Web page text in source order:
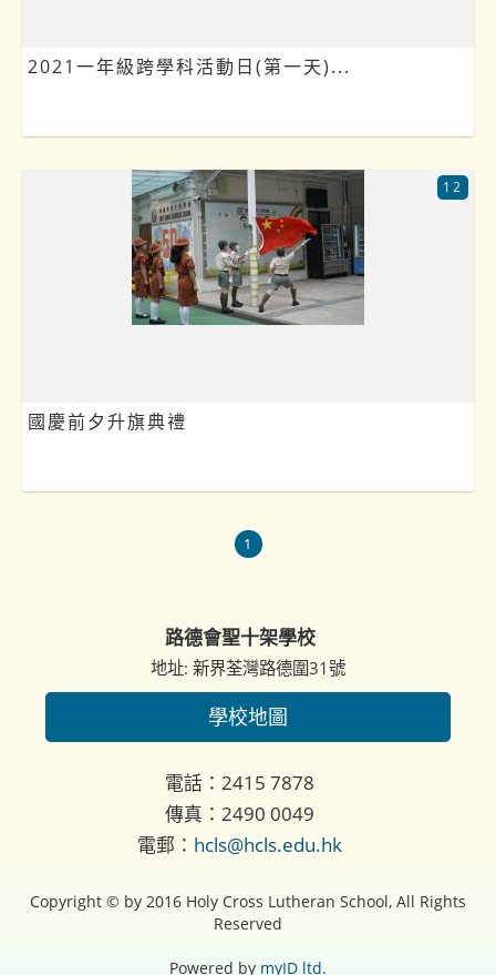
2021一年級跨學科活動日(第一天)...
國慶前夕升旗典禮
12
1
路德會聖十架學校
地址: 新界荃灣路德圍31號
學校地圖
電話：2415 7878
傳真：2490 0049
電郵： hcls@hcls.edu.hk
Copyright © by 2016 Holy Cross Lutheran School, All Rights
Reserved
Powered by myID ltd.